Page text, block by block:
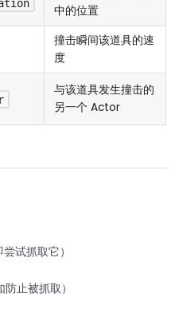
中的位置
撞击瞬间该道具的速
度
与该道具发生撞击的
另一个 Actor
试抓取它）
止被抓取）